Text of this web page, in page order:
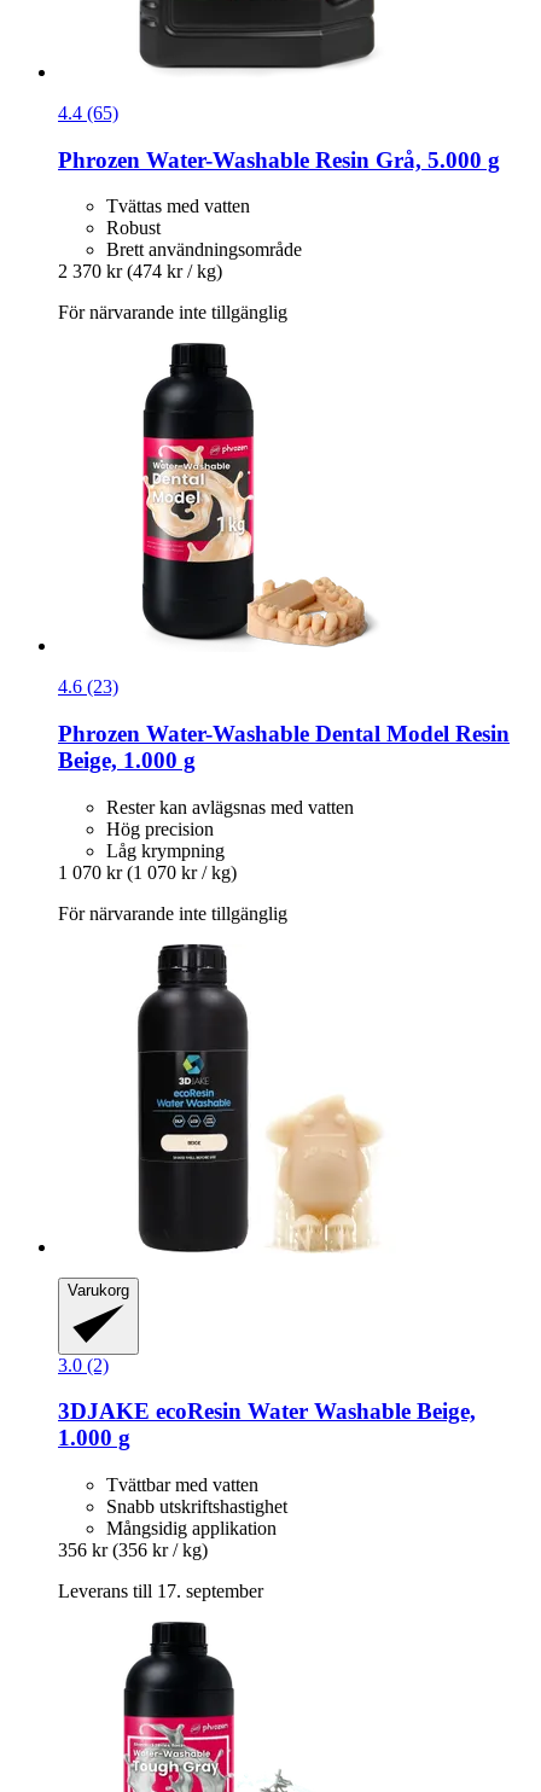
4.4 (65)
Phrozen Water-​Washable Resin Grå, 5.000 g
Tvättas med vatten
Robust
Brett användningsområde
2 370 kr (474 kr / kg)
För närvarande inte tillgänglig
4.6 (23)
Phrozen Water-​Washable Dental Model Resin
Beige, 1.000 g
Rester kan avlägsnas med vatten
Hög precision
Låg krympning
1 070 kr (1 070 kr / kg)
För närvarande inte tillgänglig
Varukorg
3.0 (2)
3DJAKE ecoResin Water Washable Beige,
1.000 g
Tvättbar med vatten
Snabb utskriftshastighet
Mångsidig applikation
356 kr (356 kr / kg)
Leverans till 17. september